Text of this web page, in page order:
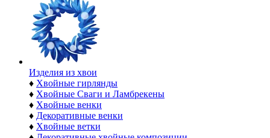
Изделия из хвои
♦ Хвойные гирлянды
♦ Хвойные Сваги и Ламбрекены
♦ Хвойные венки
♦ Декоративные венки
♦ Хвойные ветки